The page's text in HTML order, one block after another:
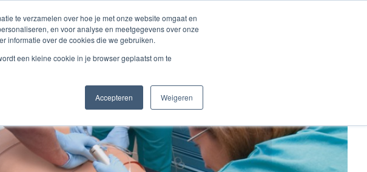
te verzamelen over hoe je met onze website omgaat en
en voor analyse en meetgegevens over onze
informatie over de cookies die we gebruiken.
een kleine cookie in je browser geplaatst om te
Accepteren Weigeren